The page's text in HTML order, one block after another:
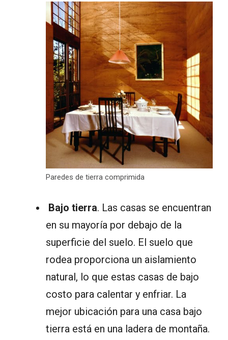
Paredes de tierra comprimida
Bajo tierra. Las casas se encuentran
en su mayoría por debajo de la
superficie del suelo. El suelo que
rodea proporciona un aislamiento
natural, lo que estas casas de bajo
costo para calentar y enfriar. La
mejor ubicación para una casa bajo
tierra está en una ladera de montaña.